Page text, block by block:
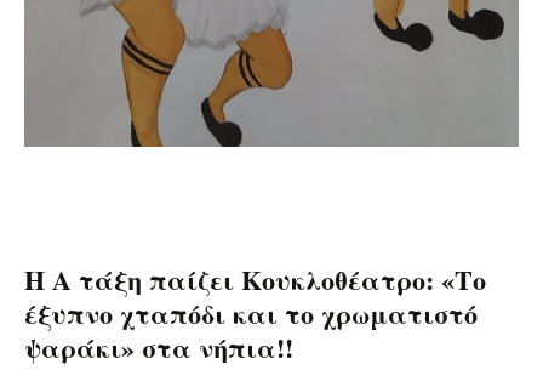
Η Α τάξη παίζει Κουκλοθέατρο: «Το
έξυπνο χταπόδι και το χρωματιστό
ψαράκι» στα νήπια!!